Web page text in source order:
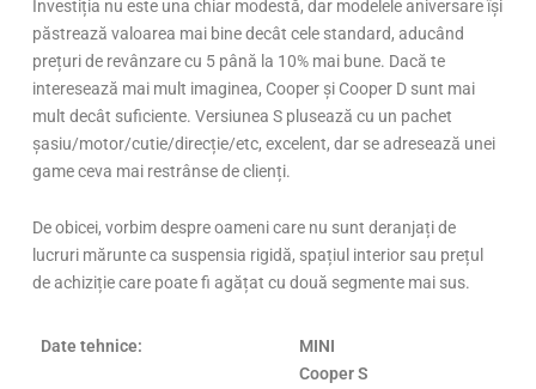
Investiția nu este una chiar modestă, dar modelele aniversare își
păstrează valoarea mai bine decât cele standard, aducând
prețuri de revânzare cu 5 până la 10% mai bune. Dacă te
interesează mai mult imaginea, Cooper și Cooper D sunt mai
mult decât suficiente. Versiunea S plusează cu un pachet
șasiu/motor/cutie/direcție/etc, excelent, dar se adresează unei
game ceva mai restrânse de clienți.
De obicei, vorbim despre oameni care nu sunt deranjați de
lucruri mărunte ca suspensia rigidă, spațiul interior sau prețul
de achiziție care poate fi agățat cu două segmente mai sus.
Date tehnice:
MINI
Cooper S